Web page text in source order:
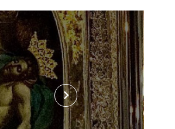
keyboard_arrow_right